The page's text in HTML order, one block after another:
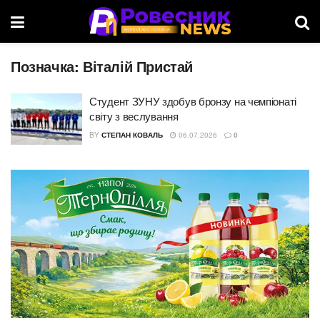
Позначка: Віталій Пристай
Студент ЗУНУ здобув бронзу на чемпіонаті
світу з веслування
BY СТЕПАН КОВАЛЬ 06.07.2026 0